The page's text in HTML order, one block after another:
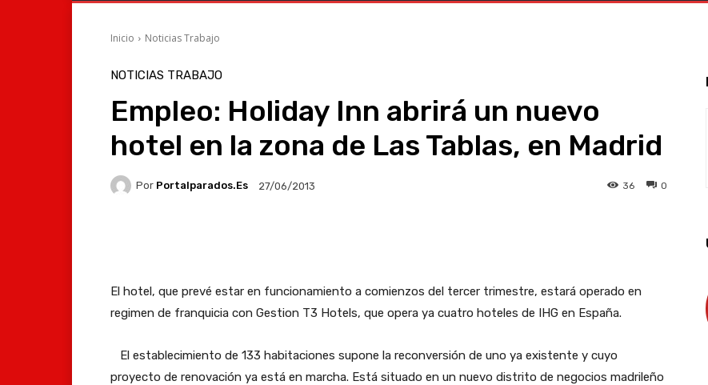
Inicio Noticias Trabajo
NOTICIAS TRABAJO
Empleo: Holiday Inn abrirá un nuevo
hotel en la zona de Las Tablas, en Madrid
Por Portalparados.es 27/06/2013 0
36
El hotel, que prevé estar en funcionamiento a comienzos del tercer trimestre, estará operado en
regimen de franquicia con Gestion T3 Hotels, que opera ya cuatro hoteles de IHG en España.
El establecimiento de 133 habitaciones supone la reconversión de uno ya existente y cuyo
proyecto de renovación ya está en marcha. Está situado en un nuevo distrito de negocios madrileño